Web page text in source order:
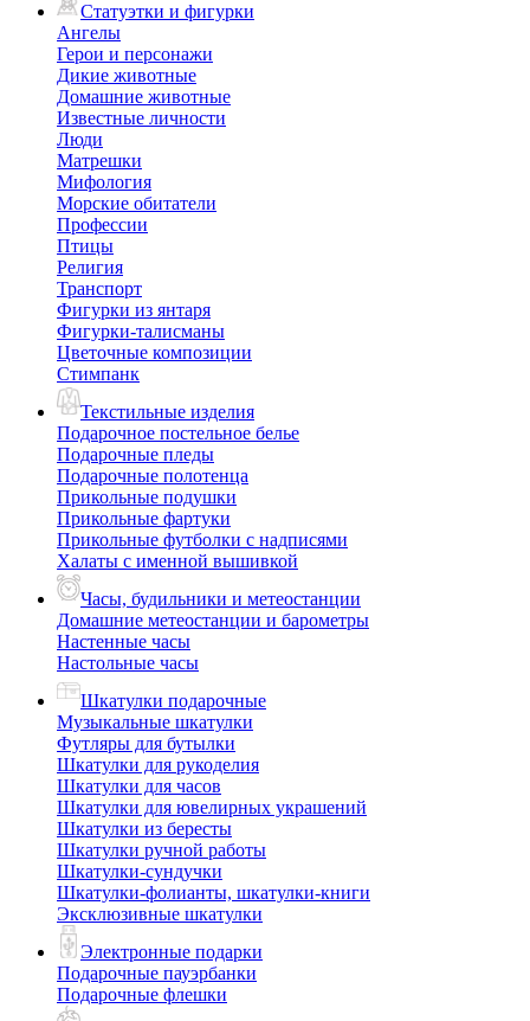
Статуэтки и фигурки
Ангелы
Герои и персонажи
Дикие животные
Домашние животные
Известные личности
Люди
Матрешки
Мифология
Морские обитатели
Профессии
Птицы
Религия
Транспорт
Фигурки из янтаря
Фигурки-талисманы
Цветочные композиции
Стимпанк
Текстильные изделия
Подарочное постельное белье
Подарочные пледы
Подарочные полотенца
Прикольные подушки
Прикольные фартуки
Прикольные футболки с надписями
Халаты с именной вышивкой
Часы, будильники и метеостанции
Домашние метеостанции и барометры
Настенные часы
Настольные часы
Шкатулки подарочные
Музыкальные шкатулки
Футляры для бутылки
Шкатулки для рукоделия
Шкатулки для часов
Шкатулки для ювелирных украшений
Шкатулки из бересты
Шкатулки ручной работы
Шкатулки-сундучки
Шкатулки-фолианты, шкатулки-книги
Эксклюзивные шкатулки
Электронные подарки
Подарочные пауэрбанки
Подарочные флешки